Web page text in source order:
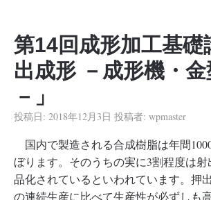
第14回成形加工基礎
出成形 －成形機・
－」
投稿日: 2018年12月3日 投稿者: wpmaster
国内で製造される合成樹脂は年間
ぼります。そのうちの実に3割程度は
品化されているといわれています。押
の連続生産に比べて生産性が必ずしも